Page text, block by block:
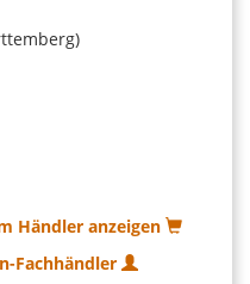
Händler anzeigen
Fachhändler